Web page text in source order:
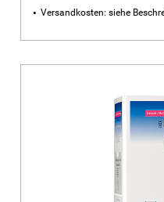
Versandkosten: siehe